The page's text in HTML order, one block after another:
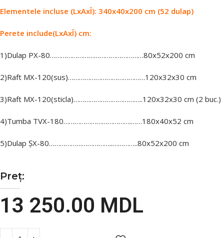
Elementele incluse (LxAxÎ): 340x40x200 cm (52 dulap)
Perete include(LxAxÎ) cm:
1)Dulap PХ-80……………………………………………80х52х200 cm
2)Raft МХ-120(sus)……………………………………120х32х30 cm
3)Raft МХ-120(sticla)………………………………..120х32х30 cm (2 buc.)
4)Tumba ТVХ-180……………………………….……180х40х52 cm
5)Dulap ȘХ-80……………………………..…………..80х52х200 cm
Preț:
13 250.00 MDL